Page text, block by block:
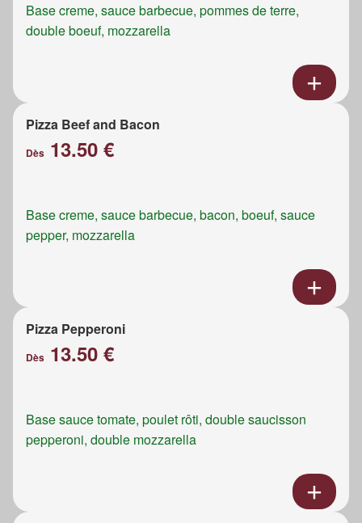
Base creme, sauce barbecue, pommes de terre,
double boeuf, mozzarella
Pizza Beef and Bacon
Dès 13.50 €
Base creme, sauce barbecue, bacon, boeuf, sauce
pepper, mozzarella
Pizza Pepperoni
Dès 13.50 €
Base sauce tomate, poulet rôti, double saucisson
pepperoni, double mozzarella